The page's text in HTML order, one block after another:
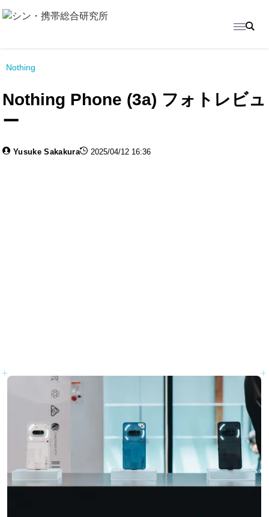
Nothing
Nothing Phone (3a) フォトレビュ
ー
Yusuke Sakakura 2025/04/12 16:36